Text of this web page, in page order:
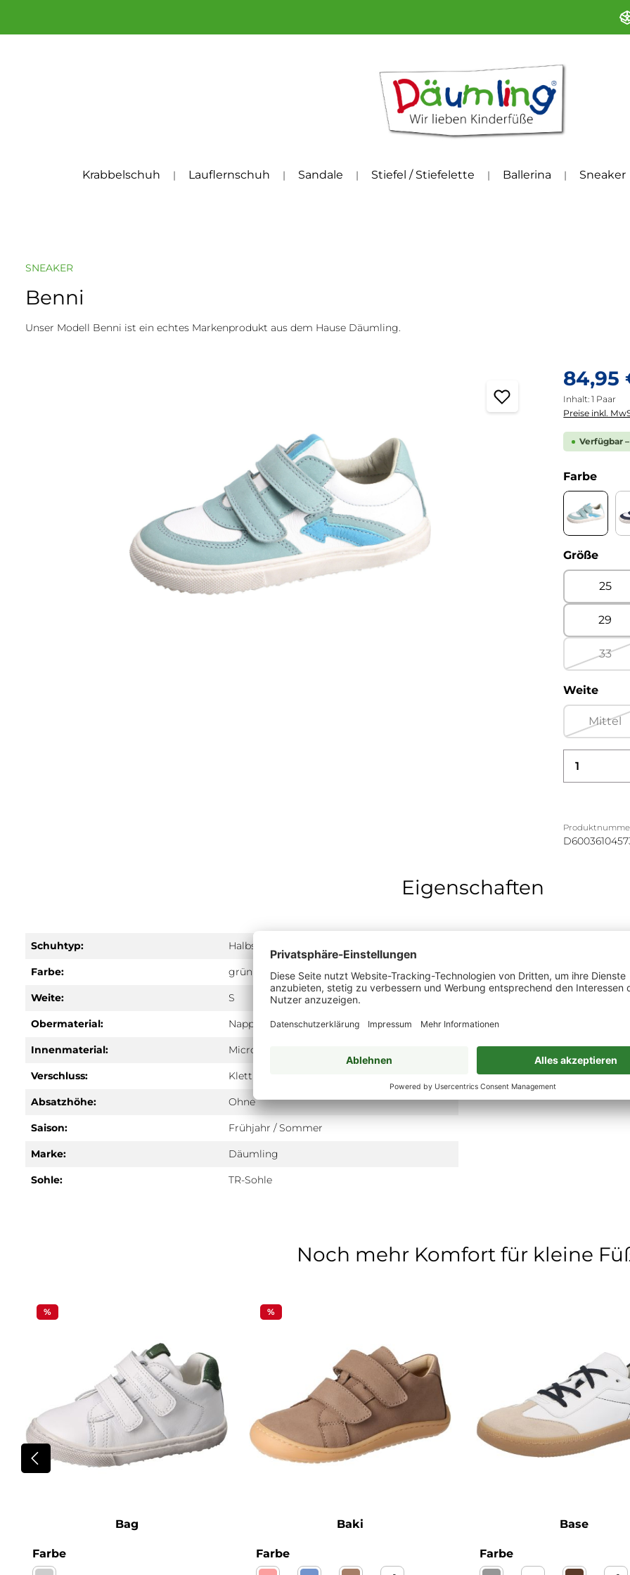
Krabbelschuh Lauflernschuh Sandale Stiefel / Stiefelette Ballerina Sneaker
SNEAKER
Benni
Unser Modell Benni ist ein echtes Markenprodukt aus dem Hause Däumling.
Regulärer
84,95
Inhalt:1 Paar
Preise inkl.
Verfügbar
Farbe
Größe
25
29
33
Weite
Mittel
Eigenschaften
Schuhtyp: Halbschuh
Farbe: grün
Weite: S
Obermaterial: Nappa
Innenmaterial: Microfaser
Verschluss: Klett
Absatzhöhe: Ohne
Saison: Frühjahr / Sommer
Marke: Däumling
Sohle: TR-Sohle
Noch mehr Komfort für kleine
%
Bag
Farbeauswählen
%
Baki
Farbeauswählen
Base
Farbeauswählen